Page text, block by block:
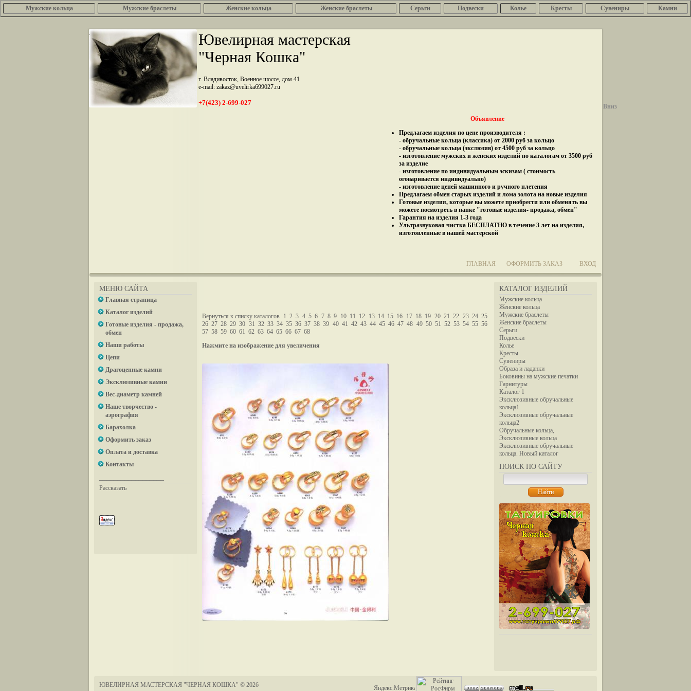
Мужские кольца Мужские браслеты Женcкие кольца Женские браслеты Серьги Подвески Колье Кресты Сувениры Камни
.
Ювелирная мастерская
"Черная Кошка"
г. Владивосток, Военное шоссе, дом 41
e-mail: zakaz@uvelirka699027.ru
+7(423) 2-699-027
Объявление
Предлагаем изделия по цене производителя :
- обручальные кольца (классика) от 2000 руб за кольцо
- обручальные кольца (экслюзив) от 4500 руб за кольцо
- изготовление мужских и женских изделий по каталогам от 3500 руб
за изделие
- изготовление по индивидуальным эскизам ( стоимость
оговаривается индивидуально)
- изготовление цепей машинного и ручного плетения
Предлагаем обмен старых изделий и лома золота на новые изделия
Готовые изделия, которые вы можете приобрести или обменять вы
можете посмотреть в папке "готовые изделия- продажа, обмен"
Гарантия на изделия 1-3 года
Ультразвуковая чистка БЕСПЛАТНО в течение 3 лет на изделия,
изготовленные в нашей мастерской
ГЛАВНАЯ ОФОРМИТЬ ЗАКАЗ ВХОД
МЕНЮ САЙТА
Главная страница
Каталог изделий
Готовые изделия - продажа,
обмен
Наши работы
Цепи
Драгоценные камни
Эксклюзивные камни
Вес-диаметр камней
Наше творчество -
аэрография
Барахолка
Оформить заказ
Оплата и доставка
Контакты
Рассказать
КАТАЛОГ ИЗДЕЛИЙ
Мужские кольца
Женские кольца
Мужские браслеты
Женские браслеты
Серьги
Подвески
Колье
Кресты
Сувениры
Образа и ладанки
Боковины на мужские печатки
Гарнитуры
Каталог 1
Эксклюзивные обручальные
кольца1
Эксклюзивные обручальные
кольца2
Обручальные кольца,
Эксклюзивные кольца
Эксклюзивные обручальные
кольца. Новый каталог
ПОИСК ПО САЙТУ
Вернуться к списку каталогов 1 2 3 4 5 6 7 8 9 10 11 12 13 14 15 16 17 18 19 20 21 22 23 24 25
26 27 28 29 30 31 32 33 34 35 36 37 38 39 40 41 42 43 44 45 46 47 48 49 50 51 52 53 54 55 56
57 58 59 60 61 62 63 64 65 66 67 68
Нажмите на изображение для увеличения
ЮВЕЛИРНАЯ МАСТЕРСКАЯ "ЧЕРНАЯ КОШКА" © 2026
Вниз